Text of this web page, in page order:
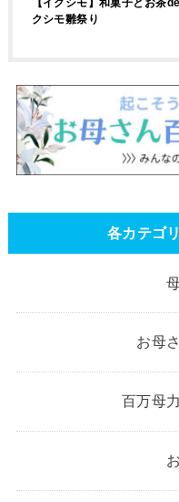
【イクシモ】和菓子とお茶
クシモ雛祭り
各カテゴ
お母
百万母